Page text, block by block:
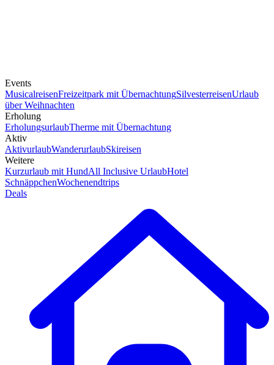
Events
MusicalreisenFreizeitpark mit ÜbernachtungSilvesterreisenUrlaub
über Weihnachten
Erholung
ErholungsurlaubTherme mit Übernachtung
Aktiv
AktivurlaubWanderurlaubSkireisen
Weitere
Kurzurlaub mit HundAll Inclusive UrlaubHotel
SchnäppchenWochenendtrips
Deals